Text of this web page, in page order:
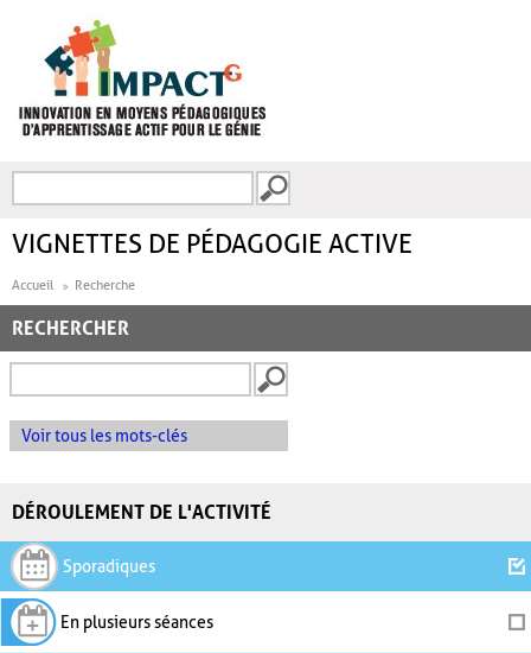
FORMULAIRE DE
VIGNETTES DE PÉDAGOGIE ACTIVE
Accueil Recherche
RECHERCHER
Voir tous les mots-clés
DÉROULEMENT DE L'ACTIVITÉ
Sporadiques
En plusieurs séances